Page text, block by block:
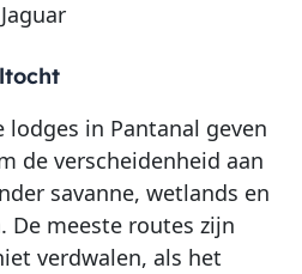
Jaguar
lodges in Pantanal geven
de verscheidenheid aan
savanne, wetlands en
De meeste routes zijn
verdwalen, als het